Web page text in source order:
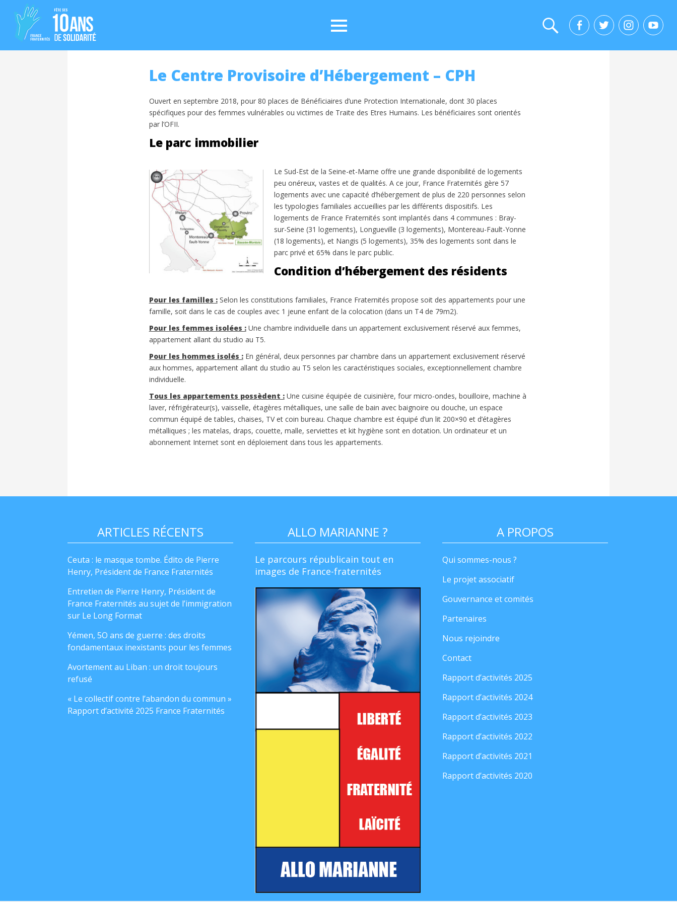
Le Centre Provisoire d’Hébergement – CPH
Ouvert en septembre 2018, pour 80 places de Bénéficiaires d’une Protection Internationale, dont 30 places
spécifiques pour des femmes vulnérables ou victimes de Traite des Etres Humains. Les bénéficiaires sont orientés
par l’OFII.
Le parc immobilier
Le Sud-Est de la Seine-et-Marne offre une grande disponibilité de logements
peu onéreux, vastes et de qualités. A ce jour, France Fraternités gère 57
logements avec une capacité d’hébergement de plus de 220 personnes selon
les typologies familiales accueillies par les différents dispositifs. Les
logements de France Fraternités sont implantés dans 4 communes : Bray-
sur-Seine (31 logements), Longueville (3 logements), Montereau-Fault-Yonne
(18 logements), et Nangis (5 logements), 35% des logements sont dans le
parc privé et 65% dans le parc public.
Condition d’hébergement des résidents
Pour les familles :Selon les constitutions familiales, France Fraternités propose soit des appartements pour une
famille, soit dans le cas de couples avec 1 jeune enfant de la colocation (dans un T4 de 79m2).
Pour les femmes isolées :Une chambre individuelle dans un appartement exclusivement réservé aux femmes,
appartement allant du studio au T5.
Pour les hommes isolés :En général, deux personnes par chambre dans un appartement exclusivement réservé
aux hommes, appartement allant du studio au T5 selon les caractéristiques sociales, exceptionnellement chambre
individuelle.
Tous les appartements possèdent :Une cuisine équipée de cuisinière, four micro-ondes, bouilloire, machine à
laver, réfrigérateur(s), vaisselle, étagères métalliques, une salle de bain avec baignoire ou douche, un espace
commun équipé de tables, chaises, TV et coin bureau. Chaque chambre est équipé d’un lit 200×90 et d’étagères
métalliques ; les matelas, draps, couette, malle, serviettes et kit hygiène sont en dotation. Un ordinateur et un
abonnement Internet sont en déploiement dans tous les appartements.
ARTICLES RÉCENTS
Ceuta : le masque tombe. Édito de Pierre
Henry, Président de France Fraternités
Entretien de Pierre Henry, Président de
France Fraternités au sujet de l’immigration
sur Le Long Format
Yémen, 5O ans de guerre : des droits
fondamentaux inexistants pour les femmes
Avortement au Liban : un droit toujours
refusé
« Le collectif contre l’abandon du commun »
Rapport d’activité 2025 France Fraternités
ALLO MARIANNE ?
Le parcours républicain tout en
images de France-fraternités
A PROPOS
Qui sommes-nous ?
Le projet associatif
Gouvernance et comités
Partenaires
Nous rejoindre
Contact
Rapport d’activités 2025
Rapport d’activités 2024
Rapport d’activités 2023
Rapport d’activités 2022
Rapport d’activités 2021
Rapport d’activités 2020